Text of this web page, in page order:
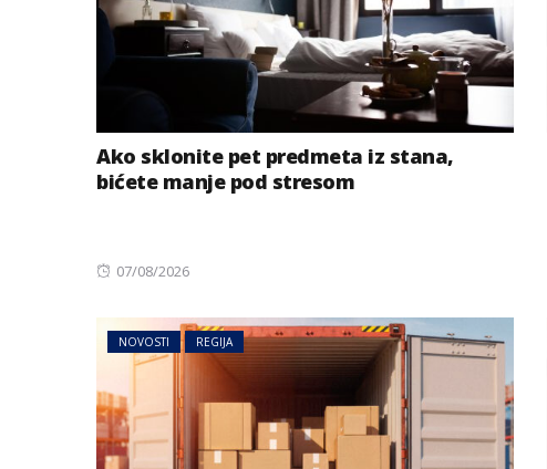
Ako sklonite pet predmeta iz stana,
bićete manje pod stresom
Posted
07/08/2026
NOVOSTI REGIJA